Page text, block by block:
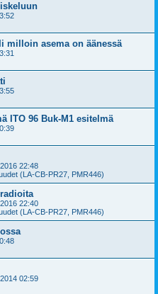
milloin asema on äänessä
ITO 96 Buk-M1 esitelmä
22:48
(LA-CB-PR27, PMR446)
22:40
(LA-CB-PR27, PMR446)
02:59